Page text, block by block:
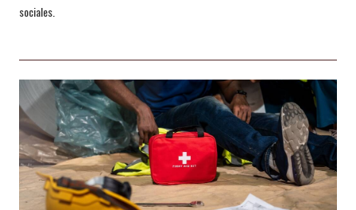
sociales.